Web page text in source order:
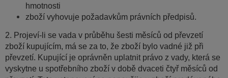
hmotnosti
zboží vyhovuje požadavkům právních předpisů.
2. Projeví-li se vada v průběhu šesti měsíců od převzetí
zboží kupujícím, má se za to, že zboží bylo vadné již při
převzetí. Kupující je oprávněn uplatnit právo z vady, která se
vyskytne u spotřebního zboží v době dvaceti čtyř měsíců od